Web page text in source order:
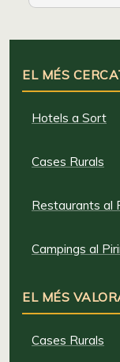
EL MÉS
Hotels a Sort
Cases Rurals
Restaurants al
Campings al
EL MÉS
Cases Rurals